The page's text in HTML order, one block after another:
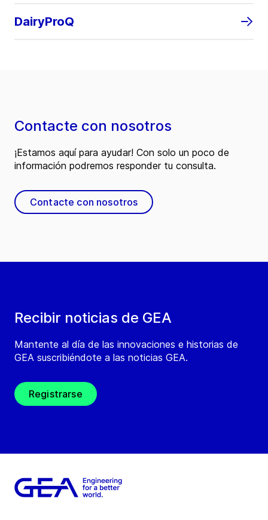
DairyProQ
Recibir noticias de GEA
Mantente al día de las innovaciones e historias de
GEA suscribiéndote a las noticias GEA.
Registrarse
Contacte con nosotros
¡Estamos aquí para ayudar! Con solo un poco de
información podremos responder tu consulta.
Contacte con nosotros